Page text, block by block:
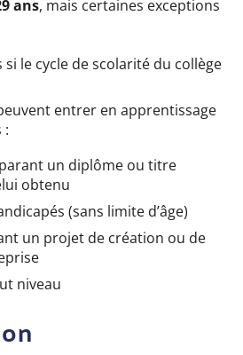
ans, mais certaines exceptions
le cycle de scolarité du collège
entrer en apprentissage
:
un diplôme ou titre
obtenu
(sans limite d’âge)
un projet de création ou de
niveau